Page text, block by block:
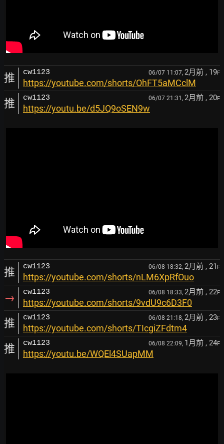
推 cw1123 06/07 11:07, 2月前 , 19F
https://youtube.com/shorts/OhFT5aMCclM
推 cw1123 06/07 21:31, 2月前 , 20F
https://youtu.be/d5JQ9oSEN9w
推 cw1123 06/08 18:32, 2月前 , 21 F
https://youtube.com/shorts/nLM6XpRfOuo
→ cw1123 06/08 18:33, 2月前 , 22F
https://youtube.com/shorts/9vdU9c6D3F0
推 cw1123 06/08 21:18, 2月前 , 23F
https://youtube.com/shorts/TIcgiZFdtm4
推 cw1123 06/08 22:09, 1月前 , 24F
https://youtu.be/WQEl4SUapMM